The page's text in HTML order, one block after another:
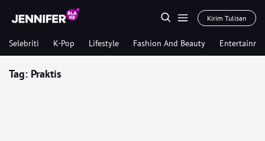
Kirim Tulisan
Selebriti K-Pop Lifestyle Fashion And Beauty
Tag: Praktis